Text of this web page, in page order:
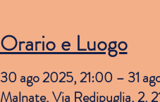
Orario e Luogo
30 ago 2025, 21:00 – 31
Malnate, Via Redipuglia, 2,